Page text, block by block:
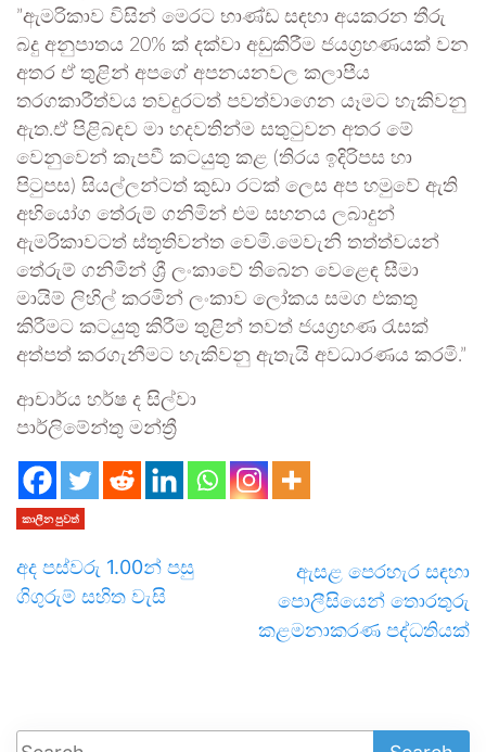
”ඇමරිකාව විසින් මෙරට භාණ්ඩ සඳහා අයකරන තීරු
බදු අනුපාතය 20% ක් දක්වා අඩුකිරීම ජයග්‍රහණයක් වන
අතර ඒ තුළින් අපගේ අපනයනවල කලාපීය
තරගකාරීත්වය තවදුරටත් පවත්වාගෙන යෑමට හැකිවනු
ඇත.ඒ පිළිබඳව මා හදවතින්ම සතුටුවන අතර මේ
වෙනුවෙන් කැපවී කටයුතු කළ (තිරය ඉදිරිපස හා
පිටුපස) සියල්ලන්ටත් කුඩා රටක් ලෙස අප හමුවේ ඇති
අභියෝග තේරුම් ගනිමින් එම සහනය ලබාදුන්
ඇමරිකාවටත් ස්තූතිවන්ත වෙමි.මෙවැනි තත්ත්වයන්
තේරුම් ගනිමින් ශ්‍රී ලංකාවේ තිබෙන වෙළෙඳ සීමා
මායිම් ලිහිල් කරමින් ලංකාව ලෝකය සමග එකතු
කිරීමට කටයුතු කිරීම තුළින් තවත් ජයග්‍රහණ රැසක්
අත්පත් කරගැනීමට හැකිවනු ඇතැයි අවධාරණය කරමි.”
ආචාර්ය හර්ෂ ද සිල්වා
පාර්ලිමේන්තු මන්ත්‍රී
කාලීන පුවත්
අද පස්වරු 1.00න් පසු
ගිගුරුම් සහිත වැසි
ඇසළ පෙරහැර සඳහා
පොලීසියෙන් තොරතුරු
කළමනාකරණ පද්ධතියක්